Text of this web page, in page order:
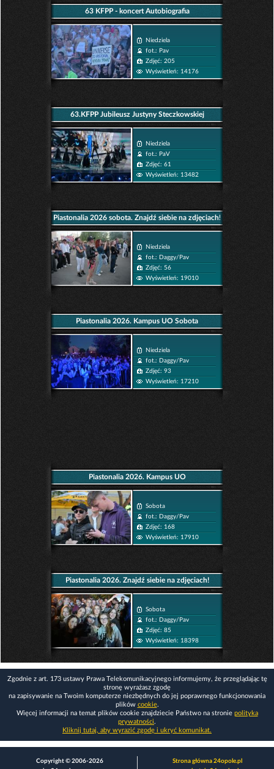
63 KFPP - koncert Autobiografia
Niedziela
fot.: Pav
Zdjęć: 205
Wyświetleń: 14176
63.KFPP Jubileusz Justyny Steczkowskiej
Niedziela
fot.: PaV
Zdjęć: 61
Wyświetleń: 13482
Piastonalia 2026 sobota. Znajdź siebie na zdjęciach!
Niedziela
fot.: Daggy/Pav
Zdjęć: 56
Wyświetleń: 19010
Piastonalia 2026. Kampus UO Sobota
Niedziela
fot.: Daggy/Pav
Zdjęć: 93
Wyświetleń: 17210
Piastonalia 2026. Kampus UO
Sobota
fot.: Daggy/Pav
Zdjęć: 168
Wyświetleń: 17910
Piastonalia 2026. Znajdź siebie na zdjęciach!
Sobota
fot.: Daggy/Pav
Zdjęć: 85
Wyświetleń: 18398
Zgodnie z art. 173 ustawy Prawa Telekomunikacyjnego informujemy, że przeglądając tę
stronę wyrażasz zgodę
na zapisywanie na Twoim komputerze niezbędnych do jej poprawnego funkcjonowania
plików cookie.
Więcej informacji na temat plików cookie znajdziecie Państwo na stronie polityka
prywatności.
Kliknij tutaj, aby wyrazić zgodę i ukryć komunikat.
Copyright © 2006-2026
Strona główna 24opole.pl